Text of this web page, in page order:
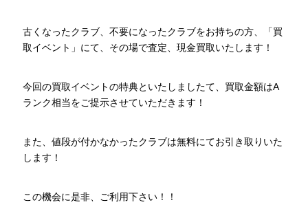
古くなったクラブ、不要になったクラブをお持ちの方、「買
取イベント」にて、その場で査定、現金買取いたします！
今回の買取イベントの特典といたしましたて、買取金額はA
ランク相当をご提示させていただきます！
また、値段が付かなかったクラブは無料にてお引き取りいた
します！
この機会に是非、ご利用下さい！！